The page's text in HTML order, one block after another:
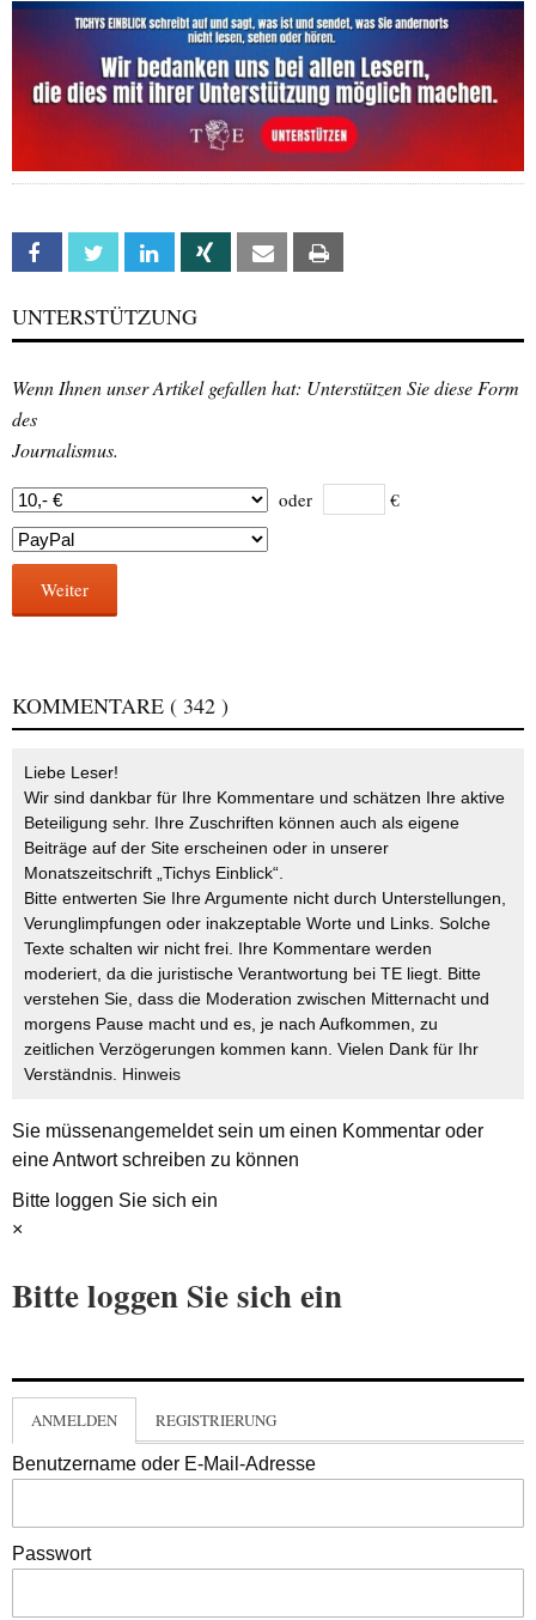
Facebook Twitter Linkedin Xing Email
UNTERSTÜTZUNG
Wenn Ihnen unser Artikel gefallen hat: Unterstützen Sie diese Form
des
Journalismus.
oder €
Weiter
KOMMENTARE ( 342 )
Liebe Leser!
Wir sind dankbar für Ihre Kommentare und schätzen Ihre aktive
Beteiligung sehr. Ihre Zuschriften können auch als eigene
Beiträge auf der Site erscheinen oder in unserer
Monatszeitschrift „Tichys Einblick“.
Bitte entwerten Sie Ihre Argumente nicht durch Unterstellungen,
Verunglimpfungen oder inakzeptable Worte und Links. Solche
Texte schalten wir nicht frei. Ihre Kommentare werden
moderiert, da die juristische Verantwortung bei TE liegt. Bitte
verstehen Sie, dass die Moderation zwischen Mitternacht und
morgens Pause macht und es, je nach Aufkommen, zu
zeitlichen Verzögerungen kommen kann. Vielen Dank für Ihr
Verständnis. Hinweis
Sie müssenangemeldetsein um einen Kommentar oder
eine Antwort schreiben zu können
Bitte loggen Sie sich ein
×
Bitte loggen Sie sich ein
ANMELDEN REGISTRIERUNG
Benutzername oder E-Mail-Adresse
Passwort